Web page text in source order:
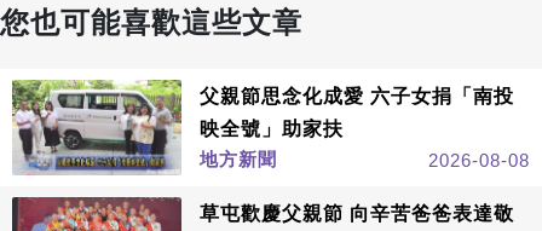
您也可能喜歡這些文章
父親節思念化成愛 六子女捐「南投
映全號」助家扶
地方新聞
2026-08-08
草屯歡慶父親節 向辛苦爸爸表達敬